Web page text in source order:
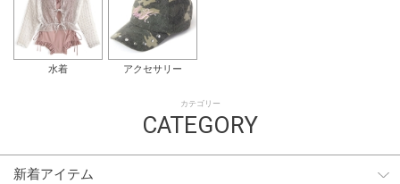
水着 アクセサリー
カテゴリー
CATEGORY
新着アイテム